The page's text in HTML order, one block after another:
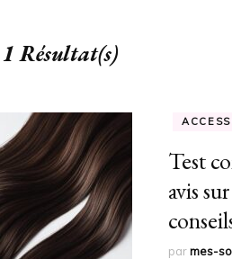
1 Résultat(s)
Test
avis
parmes-